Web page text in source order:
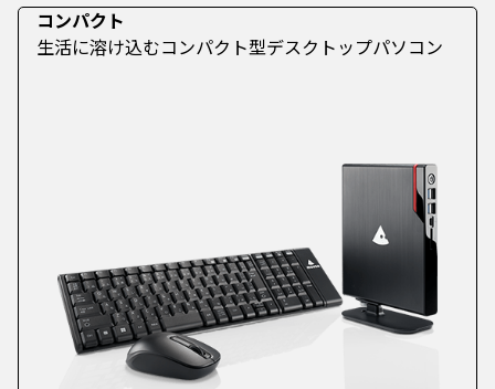
コンパクト
生活に溶け込むコンパクト型デスクトップパソコン